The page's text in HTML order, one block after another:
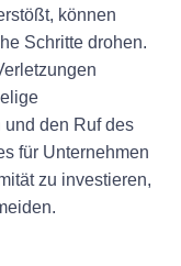
können
Schritte drohen.
den Ruf des
für Unternehmen
zu investieren,